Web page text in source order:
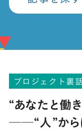
プロジェクト裏
“あなたと働
──“人”から